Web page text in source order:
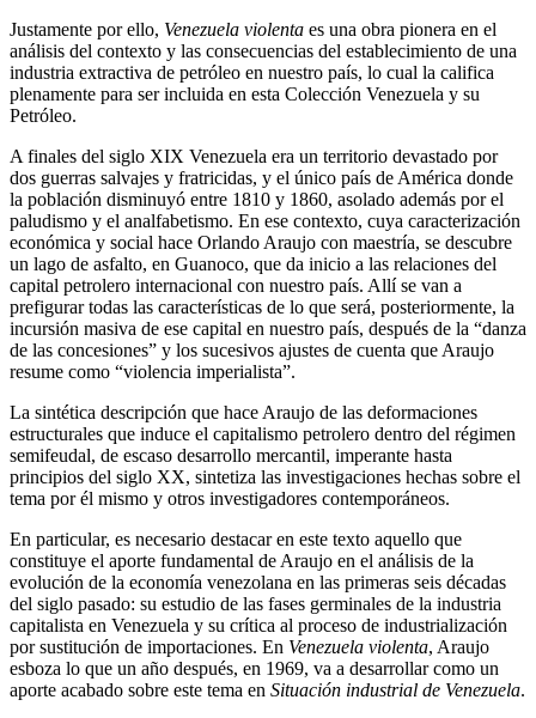
Justamente por ello, Venezuela violenta es una obra pionera en el
análisis del contexto y las consecuencias del establecimiento de una
industria extractiva de petróleo en nuestro país, lo cual la califica
plenamente para ser incluida en esta Colección Venezuela y su
Petróleo.
A finales del siglo XIX Venezuela era un territorio devastado por
dos guerras salvajes y fratricidas, y el único país de América donde
la población disminuyó entre 1810 y 1860, asolado además por el
paludismo y el analfabetismo. En ese contexto, cuya caracterización
económica y social hace Orlando Araujo con maestría, se descubre
un lago de asfalto, en Guanoco, que da inicio a las relaciones del
capital petrolero internacional con nuestro país. Allí se van a
prefigurar todas las características de lo que será, posteriormente, la
incursión masiva de ese capital en nuestro país, después de la “danza
de las concesiones” y los sucesivos ajustes de cuenta que Araujo
resume como “violencia imperialista”.
La sintética descripción que hace Araujo de las deformaciones
estructurales que induce el capitalismo petrolero dentro del régimen
semifeudal, de escaso desarrollo mercantil, imperante hasta
principios del siglo XX, sintetiza las investigaciones hechas sobre el
tema por él mismo y otros investigadores contemporáneos.
En particular, es necesario destacar en este texto aquello que
constituye el aporte fundamental de Araujo en el análisis de la
evolución de la economía venezolana en las primeras seis décadas
del siglo pasado: su estudio de las fases germinales de la industria
capitalista en Venezuela y su crítica al proceso de industrialización
por sustitución de importaciones. En Venezuela violenta, Araujo
esboza lo que un año después, en 1969, va a desarrollar como un
aporte acabado sobre este tema en Situación industrial de Venezuela.